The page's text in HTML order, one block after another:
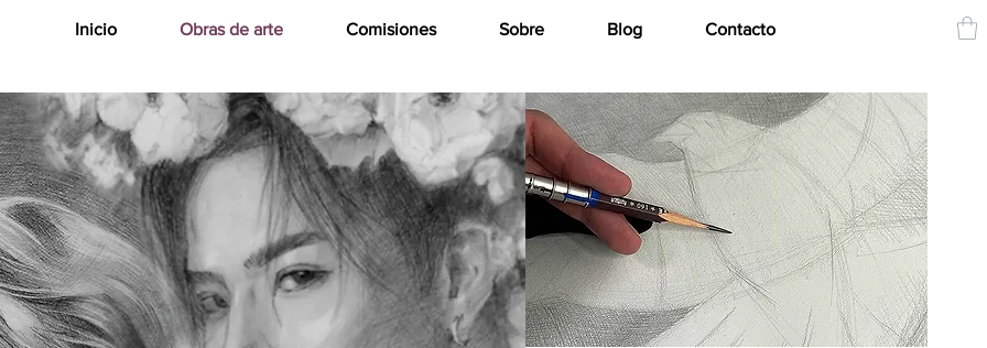
Inicio Obras de arte Comisiones Sobre Blog Contacto